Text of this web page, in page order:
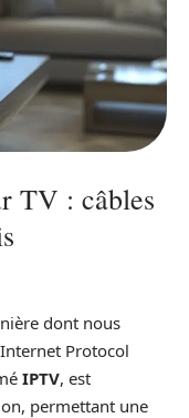
TV : câbles
dont nous
Protocol
IPTV, est
permettant une